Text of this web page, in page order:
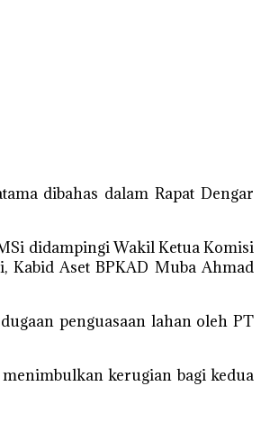
dibahas dalam Rapat Dengar
didampingi Wakil Ketua Komisi
Kabid Aset BPKAD Muba Ahmad
penguasaan lahan oleh PT
kerugian bagi kedua